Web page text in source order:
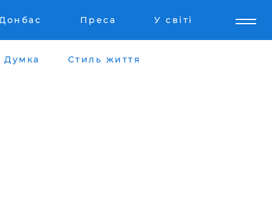
Преса У світі
Думка Стиль життя